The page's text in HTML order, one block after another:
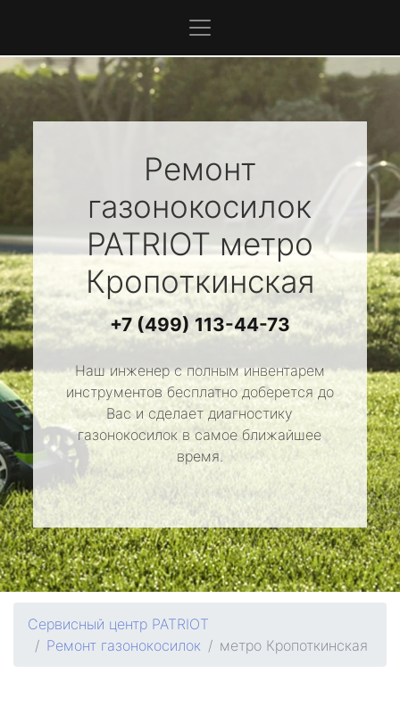
Ремонт
газонокосилок
PATRIOTметро
Кропоткинская
+7 (499) 113-44-73
Наш инженер с полным инвентарем
инструментов бесплатно доберется до
Вас и сделает диагностику
газонокосилок в самое ближайшее
время.
Сервисный центр PATRIOT
Ремонт газонокосилок
метро Кропоткинская